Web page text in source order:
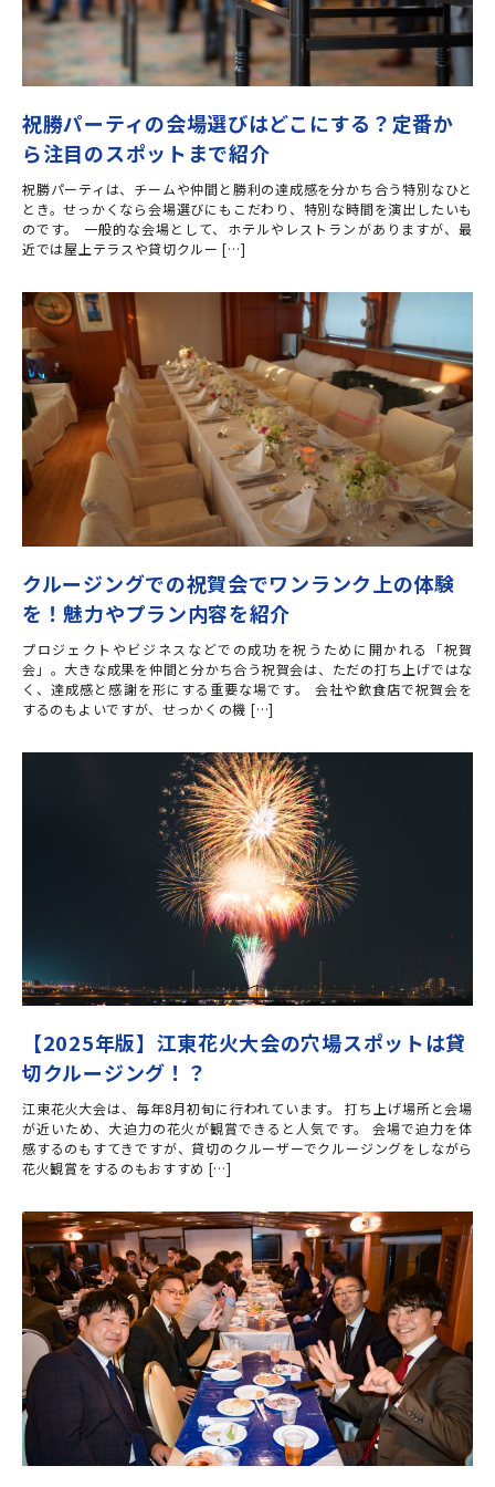
祝勝パーティの会場選びはどこにする？定番か
ら注目のスポットまで紹介
祝勝パーティは、チームや仲間と勝利の達成感を分かち合う特別なひと
とき。せっかくなら会場選びにもこだわり、特別な時間を演出したいも
のです。 一般的な会場として、ホテルやレストランがありますが、最
近では屋上テラスや貸切クルー […]
クルージングでの祝賀会でワンランク上の体験
を！魅力やプラン内容を紹介
プロジェクトやビジネスなどでの成功を祝うために開かれる「祝賀
会」。大きな成果を仲間と分かち合う祝賀会は、ただの打ち上げではな
く、達成感と感謝を形にする重要な場です。 会社や飲食店で祝賀会を
するのもよいですが、せっかくの機 […]
【2025年版】江東花火大会の穴場スポットは貸
切クルージング！？
江東花火大会は、毎年8月初旬に行われています。 打ち上げ場所と会場
が近いため、大迫力の花火が観賞できると人気です。 会場で迫力を体
感するのもすてきですが、貸切のクルーザーでクルージングをしながら
花火観賞をするのもおすすめ […]